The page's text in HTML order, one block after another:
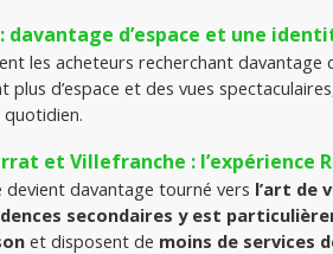
davantage d’espace et une
les acheteurs recherchant davantage
d’espace et des vues
et Villefranche : l’expérience
devient davantage tourné vers l’art de
secondaires y est
et disposent de moins de services